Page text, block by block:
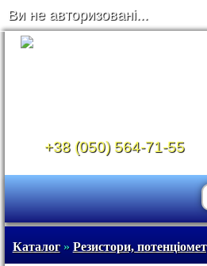
Ви не авторизовані...
+38 (050) 564-71-55
Каталог» Резистори,